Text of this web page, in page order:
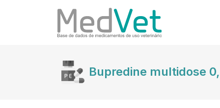
Bupredine multidose